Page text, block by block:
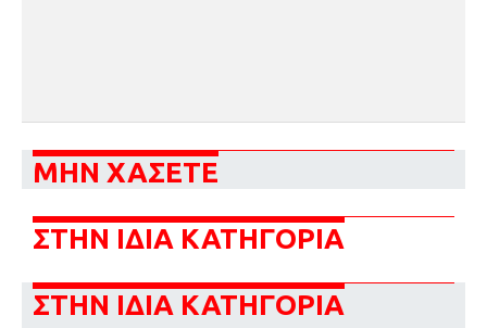
ΜΗΝ ΧΑΣΕΤΕ
ΣΤΗΝ ΙΔΙΑ ΚΑΤΗΓΟΡΙΑ
ΣΤΗΝ ΙΔΙΑ ΚΑΤΗΓΟΡΙΑ